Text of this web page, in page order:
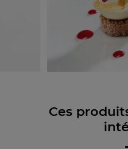
Ces